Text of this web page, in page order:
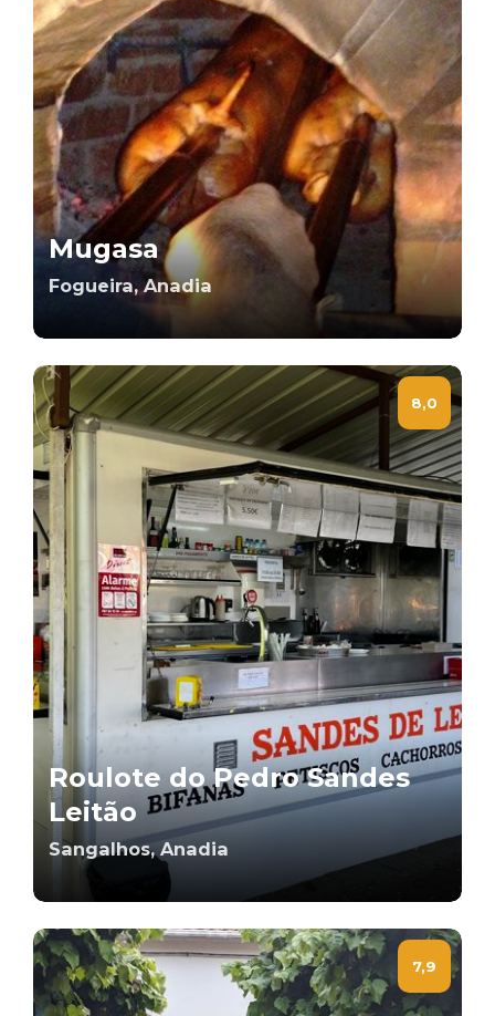
Mugasa
Fogueira, Anadia
8,0
Roulote do Pedro Sandes
Leitão
Sangalhos, Anadia
7,9